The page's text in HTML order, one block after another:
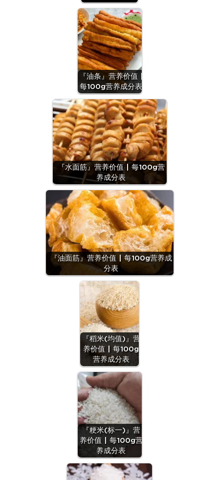
『油条』营养价值 |
每100g营养成分表
『水面筋』营养价值 | 每100g营
养成分表
『油面筋』营养价值 | 每100g营养成
分表
『稻米(均值)』营
养价值 | 每100g
营养成分表
『粳米(标一)』营
养价值 | 每100g营
养成分表